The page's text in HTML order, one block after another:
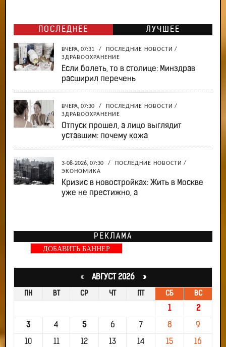
ПОСЛЕДНЕЕ ЛУЧШЕЕ
ВЧЕРА, 07:31 / ПОСЛЕДНИЕ НОВОСТИ /
ЗДРАВООХРАНЕНИЕ
Если болеть, то в столице: Минздрав
расширил перечень
ВЧЕРА, 07:30 / ПОСЛЕДНИЕ НОВОСТИ /
ЗДРАВООХРАНЕНИЕ
Отпуск прошел, а лицо выглядит
уставшим: почему кожа
3-08-2026, 07:30 / ПОСЛЕДНИЕ НОВОСТИ /
ЭКОНОМИКА
Кризис в новостройках: Жить в Москве
уже не престижно, а
РЕКЛАМА
ДОБАВИТЬ БАННЕР
«АВГУСТ 2026 »
ПН ВТ СР ЧТ ПТ СБ ВС
1 2
3 4 5 6 7 8 9
10 11 12 13 14 15 16